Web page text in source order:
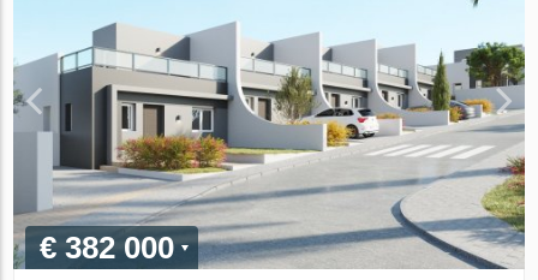
€ 382 000